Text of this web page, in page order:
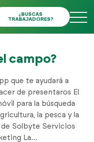
¿BUSCAS
TRABAJADORES?
campo?
que te ayudará a
de presentaros El
para la búsqueda
la pesca y la
de Solbyte Servicios
La…